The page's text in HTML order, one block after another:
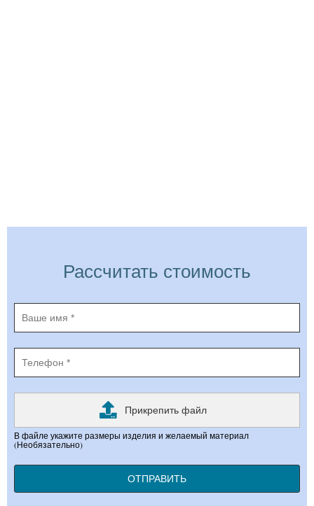
Рассчитать стоимость
Прикрепить файл
В файле укажите размеры изделия и желаемый материал
(Необязательно)
ОТПРАВИТЬ